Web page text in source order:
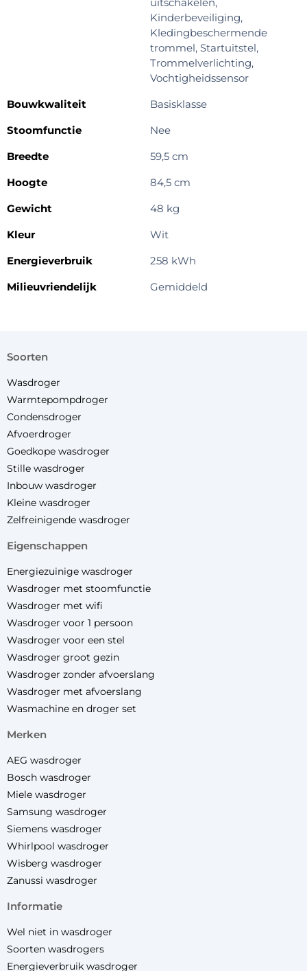
uitschakelen,
Kinderbeveiliging,
Kledingbeschermende
trommel, Startuitstel,
Trommelverlichting,
Vochtigheidssensor
Bouwkwaliteit
Basisklasse
Stoomfunctie
Nee
Breedte
59,5 cm
Hoogte
84,5 cm
Gewicht
48 kg
Kleur
Wit
Energieverbruik
258 kWh
Milieuvriendelijk
Gemiddeld
soorten
Wasdroger
Warmtepompdroger
Condensdroger
Afvoerdroger
Goedkope wasdroger
Stille wasdroger
Inbouw wasdroger
Kleine wasdroger
Zelfreinigende wasdroger
eigenschappen
Energiezuinige wasdroger
Wasdroger met stoomfunctie
Wasdroger met wifi
Wasdroger voor 1 persoon
Wasdroger voor een stel
Wasdroger groot gezin
Wasdroger zonder afvoerslang
Wasdroger met afvoerslang
Wasmachine en droger set
merken
AEG wasdroger
Bosch wasdroger
Miele wasdroger
Samsung wasdroger
Siemens wasdroger
Whirlpool wasdroger
Wisberg wasdroger
Zanussi wasdroger
informatie
Wel niet in wasdroger
Soorten wasdrogers
Energieverbruik wasdroger